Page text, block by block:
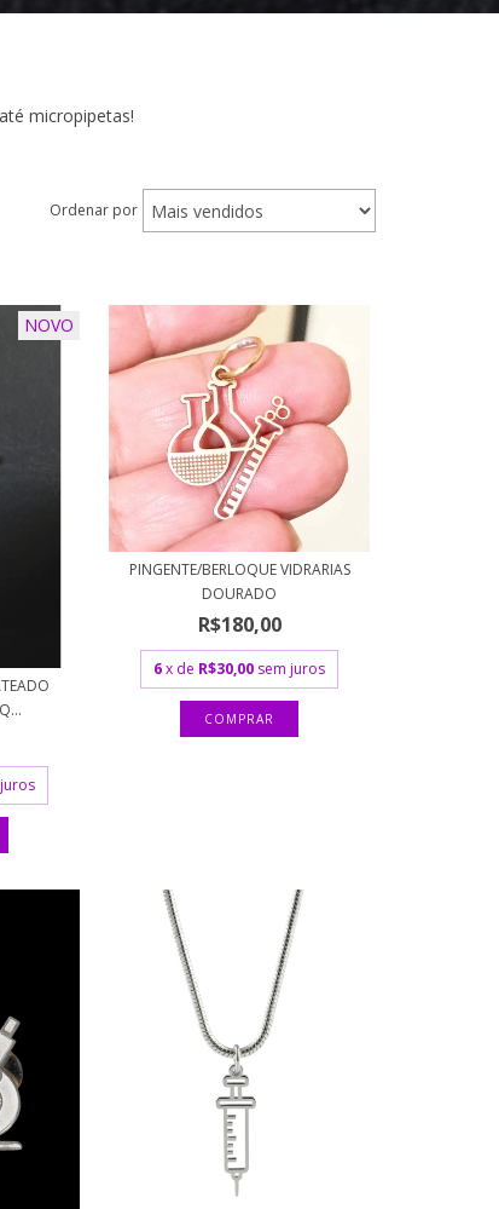
micropipetas!
Ordenar por
NOVO
PINGENTE/BERLOQUE VIDRARIAS
DOURADO
R$180,00
6x de R$30,00 sem juros